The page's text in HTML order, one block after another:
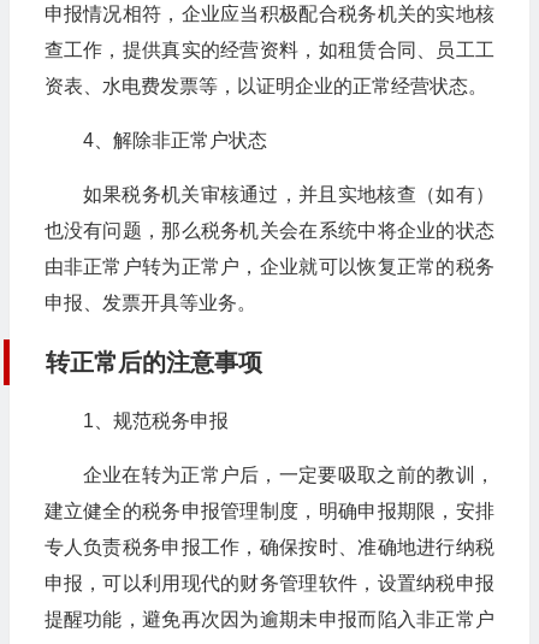
申报情况相符，企业应当积极配合税务机关的实地核
查工作，提供真实的经营资料，如租赁合同、员工工
资表、水电费发票等，以证明企业的正常经营状态。
4、解除非正常户状态
如果税务机关审核通过，并且实地核查（如有）
也没有问题，那么税务机关会在系统中将企业的状态
由非正常户转为正常户，企业就可以恢复正常的税务
申报、发票开具等业务。
转正常后的注意事项
1、规范税务申报
企业在转为正常户后，一定要吸取之前的教训，
建立健全的税务申报管理制度，明确申报期限，安排
专人负责税务申报工作，确保按时、准确地进行纳税
申报，可以利用现代的财务管理软件，设置纳税申报
提醒功能，避免再次因为逾期未申报而陷入非正常户